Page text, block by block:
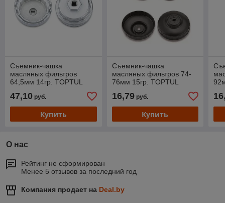
Съемник-чашка
масляных фильтров
64,5мм 14гр. TOPTUL
47,10 руб.
Купить
Съемник-чашка
масляных фильтров 74-
76мм 15гр. TOPTUL
16,79руб.
Купить
О нас
Рейтинг не сформирован
Менее 5 отзывов за последний год
Компания продает на Deal.by